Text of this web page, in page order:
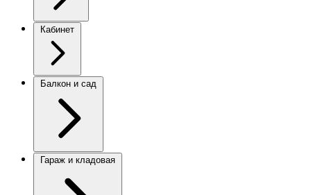
Кабинет
Балкон и сад
Гараж и кладовая